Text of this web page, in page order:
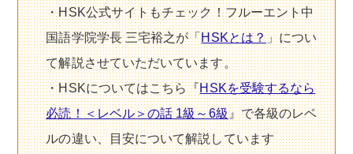
・HSK公式サイトもチェック！フルーエント中
国語学院学長 三宅裕之が「HSKとは？」につい
て解説させていただいています。
・HSKについてはこちら『HSKを受験するなら
必読！＜レベル＞の話 1級～6級』で各級のレベ
ルの違い、目安について解説しています